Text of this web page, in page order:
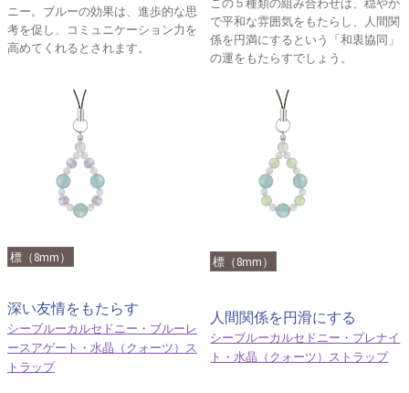
ニー。ブルーの効果は、進歩的な思
考を促し、コミュニケーション力を
高めてくれるとされます。
で平和な雰囲気をもたらし、人間関
係を円満にするという「和衷協同」
の運をもたらすでしょう。
標（8mm）
深い友情をもたらす
シーブルーカルセドニー・ブルーレ
ースアゲート・水晶（クォーツ）ス
トラップ
標（8mm）
人間関係を円滑にする
シーブルーカルセドニー・プレナイ
ト・水晶（クォーツ）ストラップ